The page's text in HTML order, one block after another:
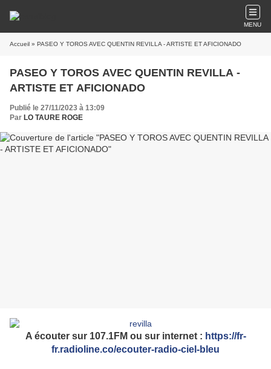
MENU
Accueil » PASEO Y TOROS AVEC QUENTIN REVILLA - ARTISTE ET AFICIONADO
PASEO Y TOROS AVEC QUENTIN REVILLA -
ARTISTE ET AFICIONADO
Publié le 27/11/2023 à 13:09
Par LO TAURE ROGE
A écouter sur 107.1FM ou sur internet : https://fr-
fr.radioline.co/ecouter-radio-ciel-bleu